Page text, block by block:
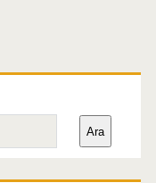
Ara